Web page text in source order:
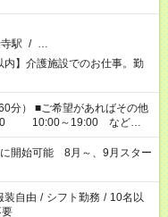
駅 / …
内】介護施設でのお仕事。勤
ばその他
10:00～19:00 など
できれば残業はしたくない」
をご紹介します！ ※Wワ
望する勤務時間と、もう1つ
時間を超える場合は応募でき
開始可能 8月～、9月スター
装自由 / シフト勤務 / 10名以